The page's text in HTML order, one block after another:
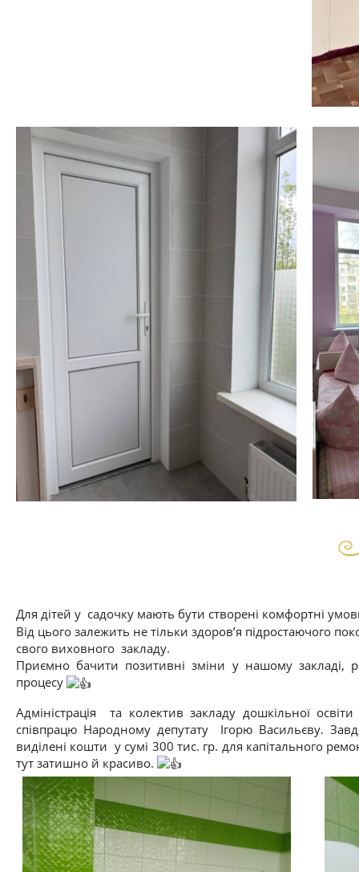
Для дітей у садочку мають бути створені комфортні
Від цього залежить не тільки здоров’я підростаючого
свого виховного закладу.
Приємно бачити позитивні зміни у нашому закладі,
процесу
Адміністрація та колектив закладу дошкільної
співпрацю Народному депутату Ігорю Васильєву.
виділені кошти у сумі 300 тис. гр. для капітального
тут затишно й красиво.